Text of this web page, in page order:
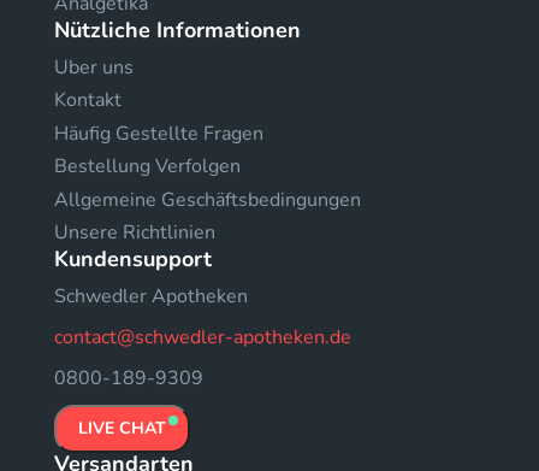
Nützliche Informationen
Uber uns
Kontakt
Häufig Gestellte Fragen
Bestellung Verfolgen
Allgemeine Geschäftsbedingungen
Unsere Richtlinien
Kundensupport
Schwedler Apotheken
contact@schwedler-apotheken.de
0800-189-9309
LIVE CHAT
Versandarten